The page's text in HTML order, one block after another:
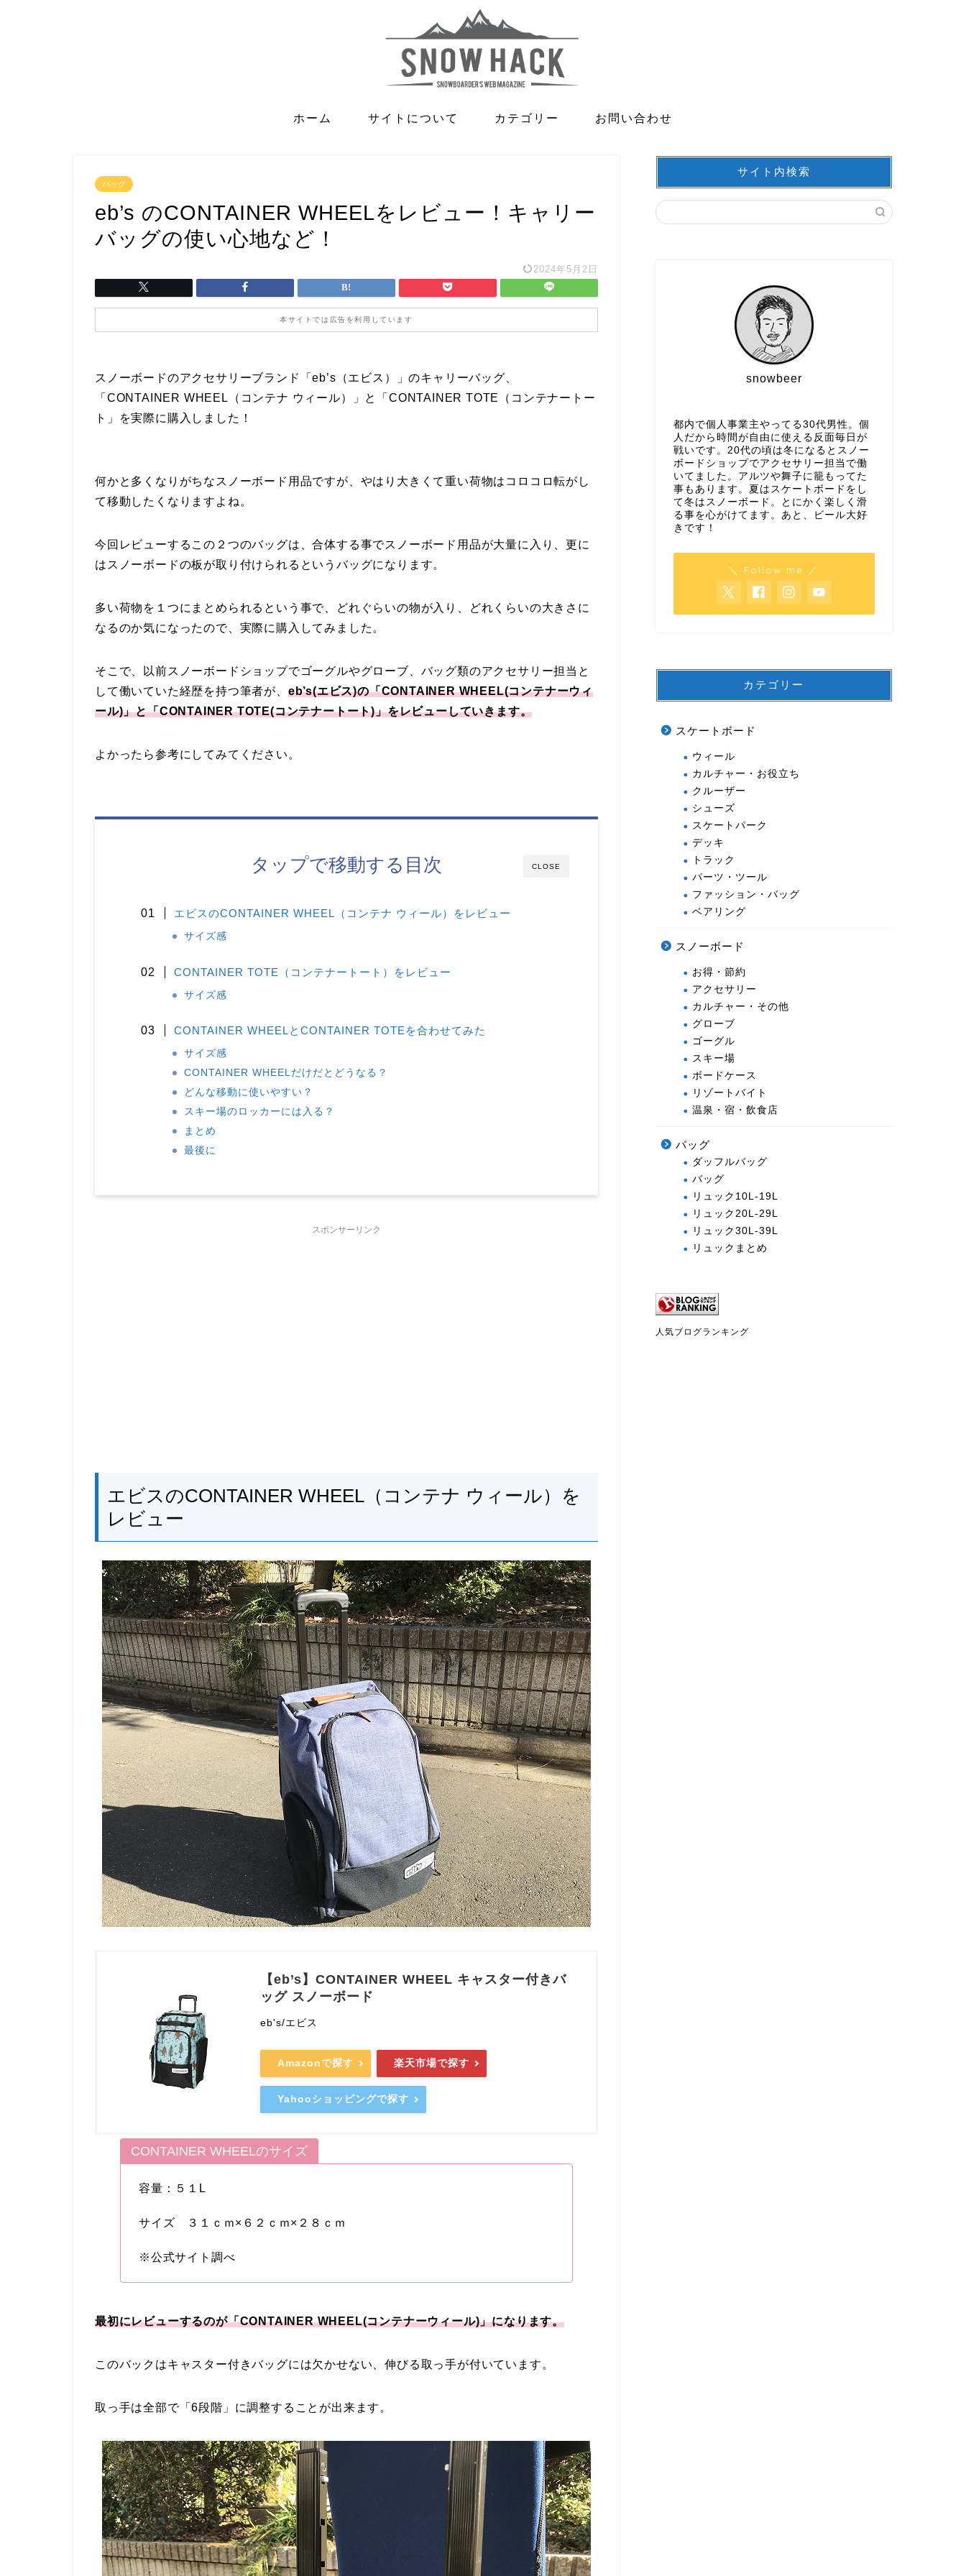
ホーム サイトについて カテゴリー お問い合わせ
バッグ
eb’s のCONTAINER WHEELをレビュー！キャリー
バッグの使い心地など！
2024年5月2日
本サイトでは広告を利用しています
スノーボードのアクセサリーブランド「eb’s（エビス）」のキャリーバッグ、
「CONTAINER WHEEL（コンテナ ウィール）」と「CONTAINER TOTE（コンテナートー
ト」を実際に購入しました！
何かと多くなりがちなスノーボード用品ですが、やはり大きくて重い荷物はコロコロ転がし
て移動したくなりますよね。
今回レビューするこの２つのバッグは、合体する事でスノーボード用品が大量に入り、更に
はスノーボードの板が取り付けられるというバッグになります。
多い荷物を１つにまとめられるという事で、どれぐらいの物が入り、どれくらいの大きさに
なるのか気になったので、実際に購入してみました。
そこで、以前スノーボードショップでゴーグルやグローブ、バッグ類のアクセサリー担当と
して働いていた経歴を持つ筆者が、 eb’s(エビス)の「CONTAINER WHEEL(コンテナーウィ
ール)」と「CONTAINER TOTE(コンテナートート)」をレビューしていきます。
よかったら参考にしてみてください。
CLOSE
タップで移動する目次
エビスのCONTAINER WHEEL（コンテナ ウィール）をレビュー
サイズ感
CONTAINER TOTE（コンテナートート）をレビュー
サイズ感
CONTAINER WHEELとCONTAINER TOTEを合わせてみた
サイズ感
CONTAINER WHEELだけだとどうなる？
どんな移動に使いやすい？
スキー場のロッカーには入る？
まとめ
最後に
スポンサーリンク
エビスのCONTAINER WHEEL（コンテナ ウィール）を
レビュー
【eb’s】CONTAINER WHEEL キャスター付きバ
ッグ スノーボード
eb's/エビス
Amazonで探す 楽天市場で探す
Yahooショッピングで探す
CONTAINER WHEELのサイズ
容量：５１L
サイズ ３１ｃｍ×６２ｃｍ×２８ｃｍ
※公式サイト調べ
最初にレビューするのが「CONTAINER WHEEL(コンテナーウィール)」になります。
このバックはキャスター付きバッグには欠かせない、伸びる取っ手が付いています。
取っ手は全部で「6段階」に調整することが出来ます。
サイト内検索
snowbeer
都内で個人事業主やってる30代男性。個
人だから時間が自由に使える反面毎日が
戦いです。20代の頃は冬になるとスノー
ボードショップでアクセサリー担当で働
いてました。アルツや舞子に籠もってた
事もあります。夏はスケートボードをし
て冬はスノーボード。とにかく楽しく滑
る事を心がけてます。あと、ビール大好
きです！
＼ Follow me ／
カテゴリー
スケートボード
ウィール
カルチャー・お役立ち
クルーザー
シューズ
スケートパーク
デッキ
トラック
パーツ・ツール
ファッション・バッグ
ベアリング
スノーボード
お得・節約
アクセサリー
カルチャー・その他
グローブ
ゴーグル
スキー場
ボードケース
リゾートバイト
温泉・宿・飲食店
バッグ
ダッフルバッグ
バッグ
リュック10L-19L
リュック20L-29L
リュック30L-39L
リュックまとめ
人気ブログランキング